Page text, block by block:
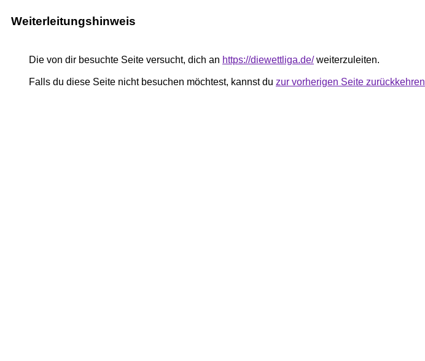
Weiterleitungshinweis
Die von dir besuchte Seite versucht, dich an https://diewettliga.de/weiterzuleiten.
Falls du diese Seite nicht besuchen möchtest, kannst du zur vorherigen Seite zurückkehren